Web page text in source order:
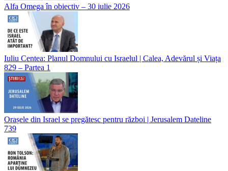
Alfa Omega în obiectiv – 30 iulie 2026
Iuliu Centea: Planul Domnului cu Israelul | Calea, Adevărul și Viața
829 – Partea 1
Orașele din Israel se pregătesc pentru război | Jerusalem Dateline
739